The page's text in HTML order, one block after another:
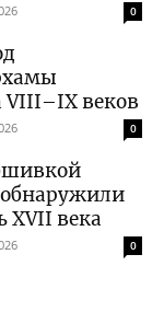
0
VIII–IX веков
0
обнаружили
XVII века
0